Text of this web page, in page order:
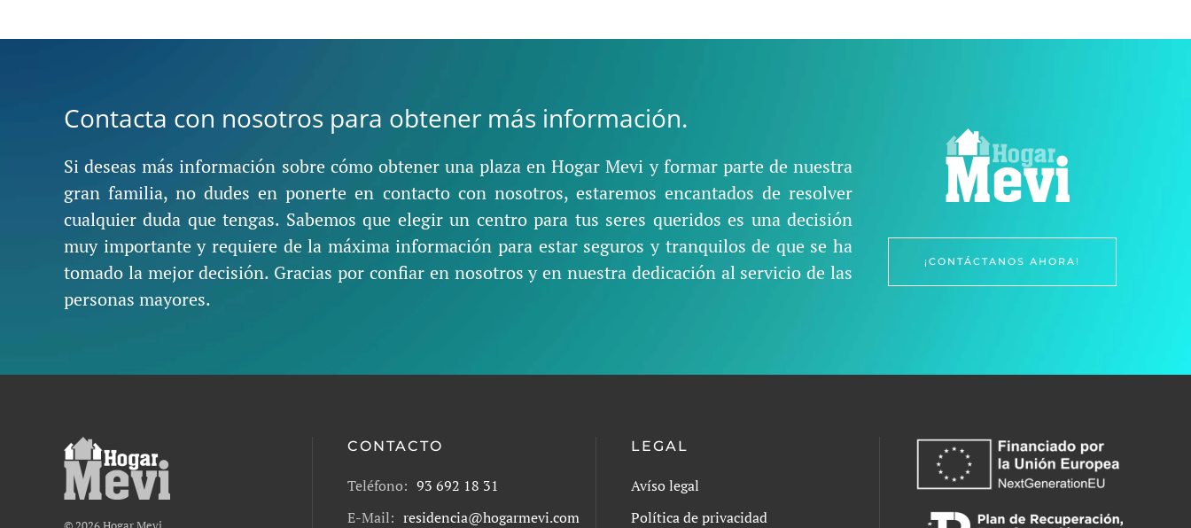
Contacta con nosotros para obtener más información.
Si deseas más información sobre cómo obtener una plaza en Hogar Mevi y formar parte de nuestra
gran familia, no dudes en ponerte en contacto con nosotros, estaremos encantados de resolver
cualquier duda que tengas. Sabemos que elegir un centro para tus seres queridos es una decisión
muy importante y requiere de la máxima información para estar seguros y tranquilos de que se ha
tomado la mejor decisión. Gracias por confiar en nosotros y en nuestra dedicación al servicio de las
personas mayores.
¡CONTÁCTANOS AHORA!
CONTACTO
Teléfono: 93 692 18 31
E-Mail: residencia@hogarmevi.com
LEGAL
Avíso legal
Política de privacidad